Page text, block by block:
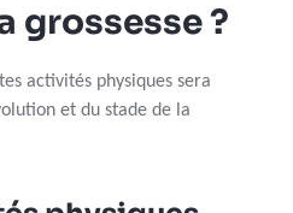
grossesse ?
activités physiques sera
et du stade de la